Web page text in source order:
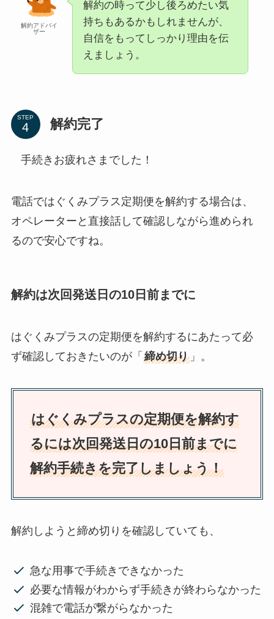
解約アドバイ
ザー
解約の時って少し後ろめたい気
持ちもあるかもしれませんが、
自信をもってしっかり理由を伝
えましょう。
STEP 解約完了
手続きお疲れさまでした！
電話ではぐくみプラス定期便を解約する場合は、
オペレーターと直接話して確認しながら進められ
るので安心ですね。
解約は次回発送日の10日前までに
はぐくみプラスの定期便を解約するにあたって必
ず確認しておきたいのが「 締め切り」。
はぐくみプラスの定期便を解約す
るには次回発送日の10日前までに
解約手続きを完了しましょう！
解約しようと締め切りを確認していても、
急な用事で手続きできなかった
必要な情報がわからず手続きが終わらなかった
混雑で電話が繋がらなかった